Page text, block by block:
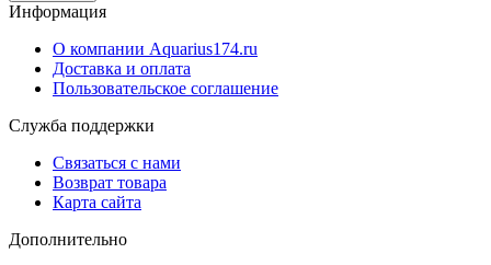
Информация
О компании Aquarius174.ru
Доставка и оплата
Пользовательское соглашение
Служба поддержки
Связаться с нами
Возврат товара
Карта сайта
Дополнительно